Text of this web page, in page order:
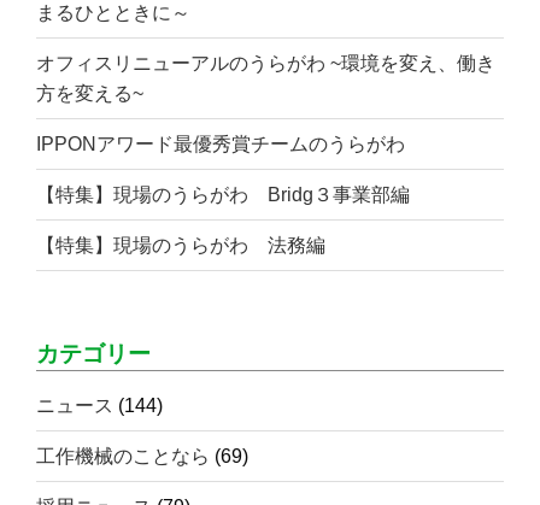
まるひとときに～
オフィスリニューアルのうらがわ ~環境を変え、働き
方を変える~
IPPONアワード最優秀賞チームのうらがわ
【特集】現場のうらがわ Bridg３事業部編
【特集】現場のうらがわ 法務編
カテゴリー
ニュース (144)
工作機械のことなら (69)